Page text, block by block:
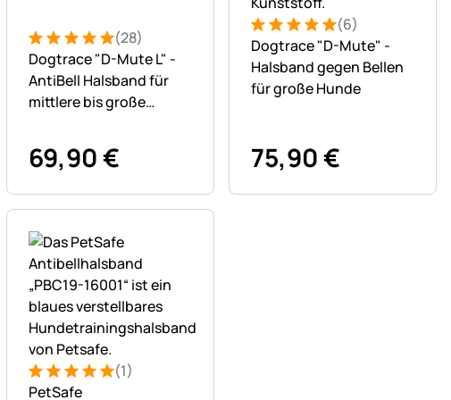
Bewertung: 5 von 5 (28 Bewertungen)
28 Bewertungen
(28)
Dogtrace "D-Mute L" -
AntiBell Halsband für
mittlere bis große
69,90€
Bewertung: 5 von 5 (6
6 Bewertungen
(6)
Dogtrace "D-Mute" -
Halsband gegen Bellen
für große Hunde
75,90€
Bewertung: 5 von 5 (1 Bewertungen)
1 Bewertung (1)
PetSafe